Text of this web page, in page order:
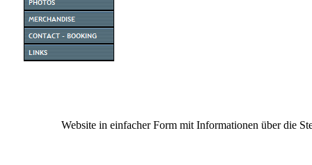
Website in einfacher Form mit Informationen